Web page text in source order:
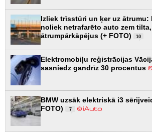
Izliek trīsstūri un ķer uz ātrumu:
noliek netrafarēto auto zem
ātrumpārkāpējus (+ FOTO)
10
Elektromobiļu reģistrācijas
sasniedz gandrīz 30 procentus
BMW uzsāk elektriskā i3
FOTO)
7